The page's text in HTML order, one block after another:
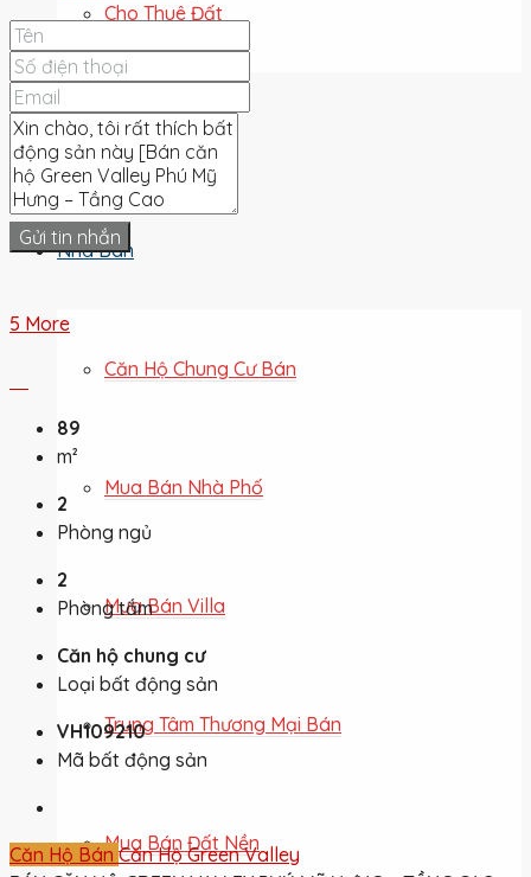
Cho Thuê Đất
Cho Thuê
Nhà Bán
Căn Hộ Chung Cư Bán
Mua Bán Nhà Phố
Mua Bán Villa
Trung Tâm Thương Mại Bán
Mua Bán Đất Nền
Gửi tin nhắn
5 More
89
m²
2
Phòng ngủ
2
Phòng tắm
Căn hộ chung cư
Loại bất động sản
VH109210
Mã bất động sản
Căn Hộ Bán Căn Hộ Green Valley